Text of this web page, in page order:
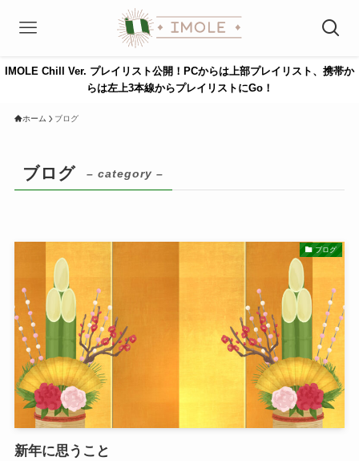
IMOLE Chill Ver. プレイリスト公開！PCからは上部プレイリスト、携帯か
らは左上3本線からプレイリストにGo！
ホーム ブログ
ブログ – category –
ブログ
新年に思うこと